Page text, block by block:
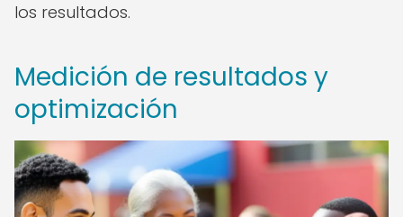
los resultados.
Medición de resultados y
optimización